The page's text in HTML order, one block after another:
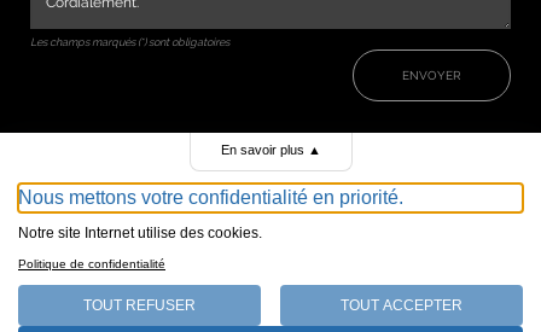
Les champs marqués (*) sont obligatoires
ENVOYER
147, avenue de Malakoff 75116 Paris
En savoir plus ▲
Nous mettons votre confidentialité en priorité.
Notre site Internet utilise des cookies.
Politique de confidentialité
TOUT REFUSER TOUT ACCEPTER